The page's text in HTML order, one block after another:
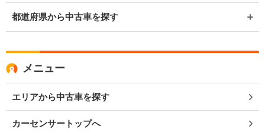
都道府県から中古車を探す
メニュー
エリアから中古車を探す
カーセンサートップへ